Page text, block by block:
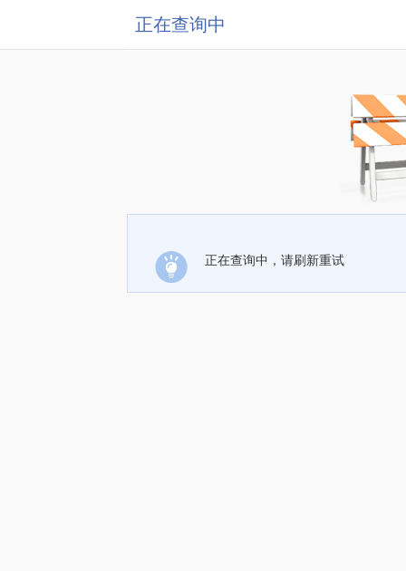
正在查询中
正在查询中，请刷新重试